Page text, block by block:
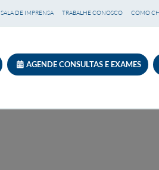
SALA DE IMPRENSA TRABALHE CONOSCO COMO
AGENDE CONSULTAS E EXAMES